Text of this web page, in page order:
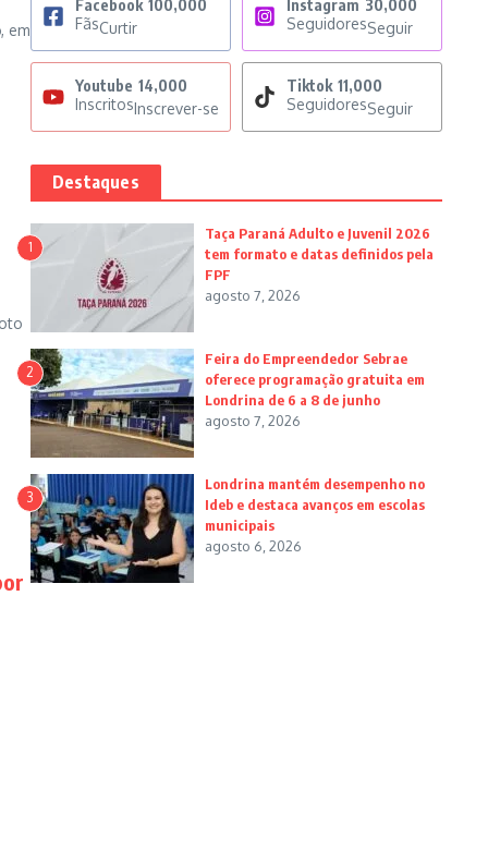
em
Facebook 100,000
FãsCurtir
Instagram 30,000
SeguidoresSeguir
Youtube 14,000
InscritosInscrever-se
Tiktok 11,000
SeguidoresSeguir
Destaques
1
Taça Paraná Adulto e Juvenil 2026
tem formato e datas definidos pela
FPF
agosto 7, 2026
2
Feira do Empreendedor Sebrae
oferece programação gratuita em
Londrina de 6 a 8 de junho
agosto 7, 2026
3
Londrina mantém desempenho no
Ideb e destaca avanços em escolas
municipais
agosto 6, 2026